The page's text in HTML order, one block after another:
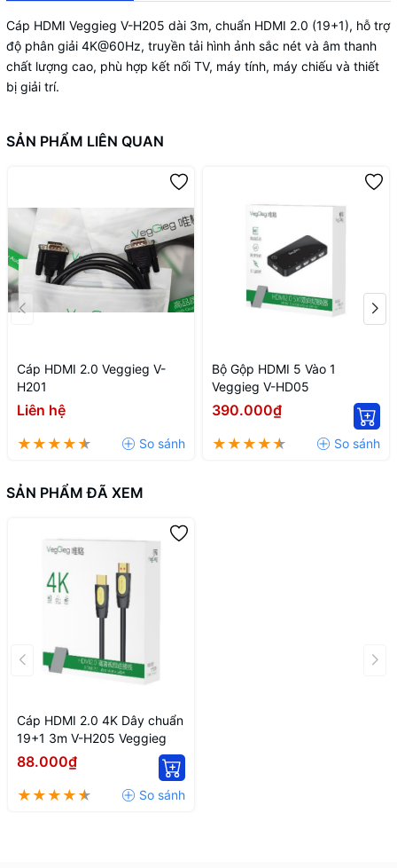
Cáp HDMI Veggieg V-H205 dài 3m, chuẩn HDMI 2.0 (19+1), hỗ trợ
độ phân giải 4K@60Hz, truyền tải hình ảnh sắc nét và âm thanh
chất lượng cao, phù hợp kết nối TV, máy tính, máy chiếu và thiết
bị giải trí.
SẢN PHẨM LIÊN QUAN
Cáp HDMI 2.0 Veggieg V-
H201
Liên hệ
Bộ Gộp HDMI 5 Vào 1
Veggieg V-HD05
390.000₫
SẢN PHẨM ĐÃ XEM
Cáp HDMI 2.0 4K Dây chuẩn
19+1 3m V-H205 Veggieg
88.000₫